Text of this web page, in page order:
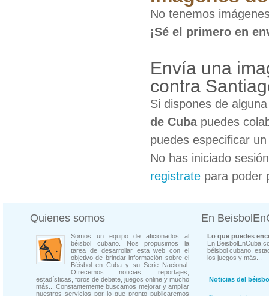
No tenemos
¡Sé el primero en
Envía una
contra
Si dispones de
de Cubapuedes
puedes especificar
No has iniciado
registrate para poder
Quienes somos
Somos un equipo de aficionados al
béisbol cubano. Nos propusimos la
tarea de desarrollar esta web con el
objetivo de brindar información sobre el
Béisbol en Cuba y su Serie Nacional.
Ofrecemos noticias, reportajes,
estadísticas, foros de debate, juegos online y mucho
más... Constantemente buscamos mejorar y ampliar
nuestros servicios por lo que pronto publicaremos
En
Lo que puedes
En
béisbol cubano,
los juegos y más...
Noticias del